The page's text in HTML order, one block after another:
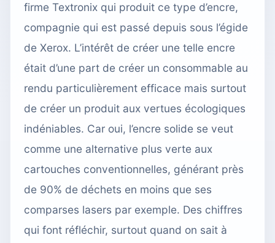
firme Textronix qui produit ce type d’encre,
compagnie qui est passé depuis sous l’égide
de Xerox. L’intérêt de créer une telle encre
était d’une part de créer un consommable au
rendu particulièrement efficace mais surtout
de créer un produit aux vertues écologiques
indéniables. Car oui, l’encre solide se veut
comme une alternative plus verte aux
cartouches conventionnelles, générant près
de 90% de déchets en moins que ses
comparses lasers par exemple. Des chiffres
qui font réfléchir, surtout quand on sait à